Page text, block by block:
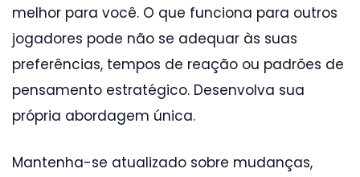
melhor para você. O que funciona para outros
jogadores pode não se adequar às suas
preferências, tempos de reação ou padrões de
pensamento estratégico. Desenvolva sua
própria abordagem única.
Mantenha-se atualizado sobre mudanças,